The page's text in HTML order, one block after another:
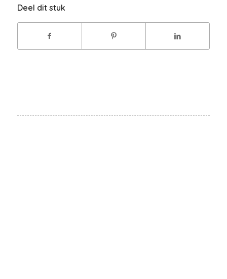
Deel dit stuk